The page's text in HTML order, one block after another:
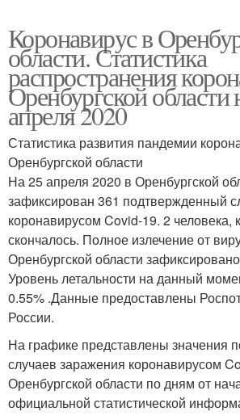
Коронавирус в
области. Статистика
распространения
Оренбургской области
апреля 2020
Статистика развития пандемии
Оренбургской области
На 25 апреля 2020 в Оренбургской
зафиксирован 361 подтвержденный
коронавирусом Covid-19. 2 человека,
скончалось. Полное излечение от
Оренбургской области
Уровень летальности на данный
0.55% .Данные предоставлены
России.
На графике представлены значения
случаев заражения коронавирусом
Оренбургской области по дням от
официальной статистической